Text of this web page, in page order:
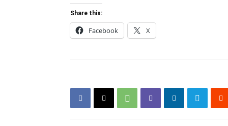
Share this:
Facebook X